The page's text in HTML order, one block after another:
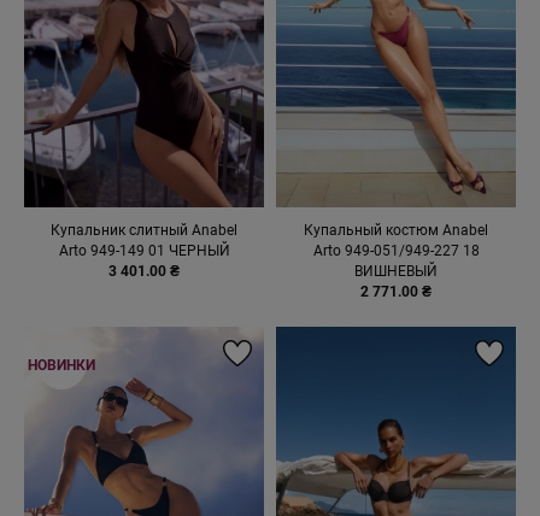
Купальник слитный Anabel
Arto 949-149 01 ЧЕРНЫЙ
3 401.00 ₴
Купальный костюм Anabel
Arto 949-051/949-227 18
ВИШНЕВЫЙ
2 771.00 ₴
НОВИНКИ